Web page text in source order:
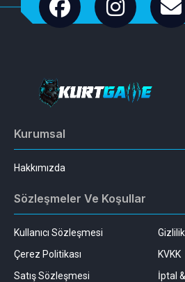
Kurumsal
Hakkımızda
Sözleşmeler Ve Koşullar
Kullanıcı Sözleşmesi
Çerez Politikası
KVKK
Satış Sözleşmesi
İptal